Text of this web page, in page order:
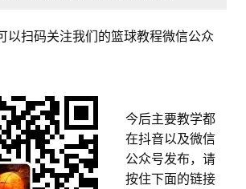
以扫码关注我们的篮球教程微信公众
今后主要教学都
在抖音以及微信
公众号发布，请
按住下面的链接